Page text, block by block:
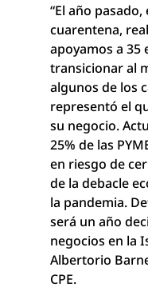
“El año
cuarentena,
apoyamos a 35
transicionar al
algunos de los
representó el
su negocio.
25% de las
en riesgo de
de la debacle
la pandemia.
será un año
negocios en la
Albertorio
CPE.